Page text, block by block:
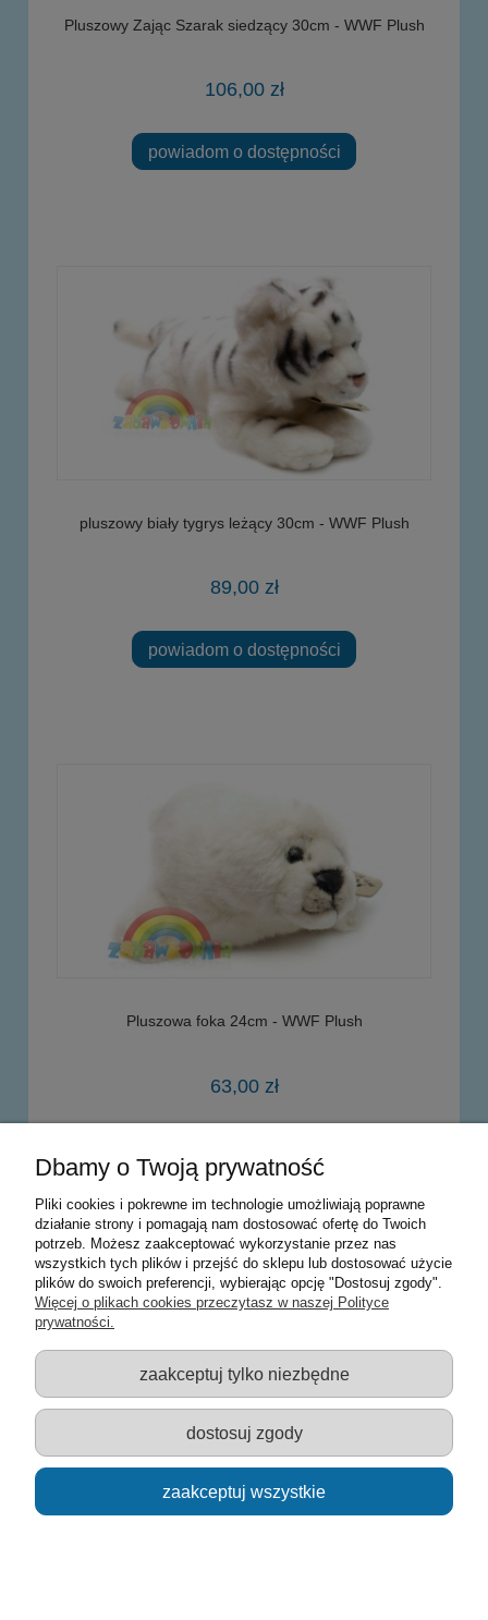
Pluszowy Zając Szarak siedzący 30cm - WWF Plush
106,00 zł
powiadom o dostępności
pluszowy biały tygrys leżący 30cm - WWF Plush
89,00 zł
powiadom o dostępności
Pluszowa foka 24cm - WWF Plush
63,00 zł
pluszowy miś Gryzzly 15cm - WWF Plush
Dbamy o Twoją prywatność
Pliki cookies i pokrewne im technologie umożliwiają poprawne
działanie strony i pomagają nam dostosować ofertę do Twoich
potrzeb. Możesz zaakceptować wykorzystanie przez nas
wszystkich tych plików i przejść do sklepu lub dostosować użycie
plików do swoich preferencji, wybierając opcję "Dostosuj zgody".
Więcej o plikach cookies przeczytasz w naszej Polityce
prywatności.
zaakceptuj tylko niezbędne
dostosuj zgody
zaakceptuj wszystkie